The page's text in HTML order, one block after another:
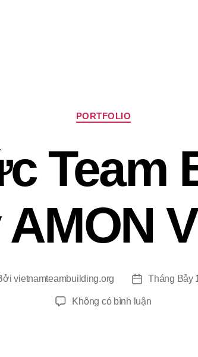
Chuyên
mục
PORTFOLIO
Team
vietnamteambuilding.org
NgàyTháng Bảy
Không có bình luậnở